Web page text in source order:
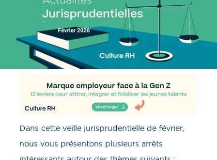
Dans cette veille jurisprudentielle de février,
nous vous présentons plusieurs arrêts